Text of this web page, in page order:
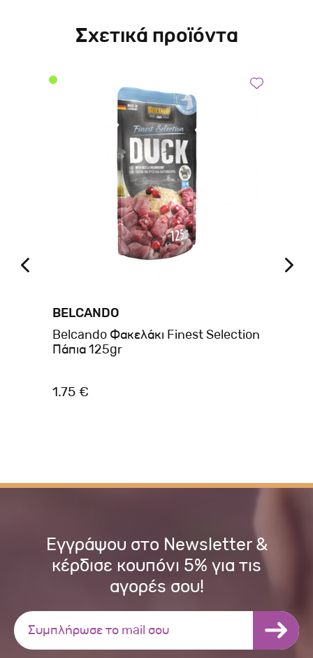
Σχετικά προϊόντα
BELCANDO
Belcando Φακελάκι Finest Selection
Πάπια 125gr
1.75 €
Εγγράψου στο Newsletter &
κέρδισε κουπόνι 5% για τις
αγορές σου!